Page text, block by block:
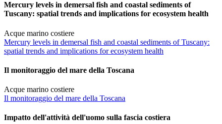
Mercury levels in demersal fish and coastal sediments of
Tuscany: spatial trends and implications for ecosystem health
Acque marino costiere
Mercury levels in demersal fish and coastal sediments of Tuscany:
spatial trends and implications for ecosystem health
Il monitoraggio del mare della Toscana
Acque marino costiere
Il monitoraggio del mare della Toscana
Impatto dell'attività dell'uomo sulla fascia costiera